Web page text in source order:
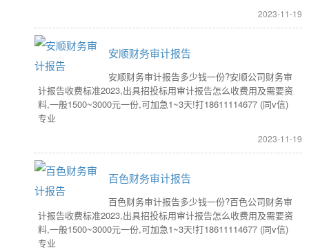
2023-11-19
安顺财务审计报告
安顺财务审计报告多少钱一份?安顺公司财务审
计报告收费标准2023,出具招投标用审计报告怎么收费用及需要资
料,一般1500~3000元一份,可加急1~3天!打18611114677 (同v信)
专业
2023-11-19
百色财务审计报告
百色财务审计报告多少钱一份?百色公司财务审
计报告收费标准2023,出具招投标用审计报告怎么收费用及需要资
料,一般1500~3000元一份,可加急1~3天!打18611114677 (同v信)
专业